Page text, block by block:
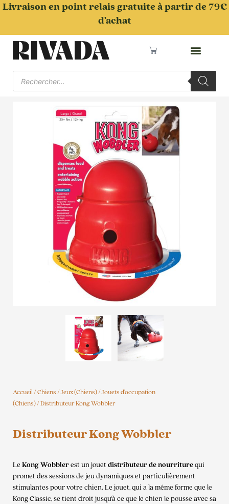
Aller
Livraison en point relais gratuite à partir de 79€
d'achat
Panier
Recherche
produits
Accueil/Chiens/Jeux (Chiens)/Jouets d'occupation
(Chiens)/ Distributeur Kong Wobbler
Distributeur Kong Wobbler
Le Kong Wobblerest un jouet distributeur de nourriturequi
promet des sessions de jeu dynamiques et particulièrement
stimulantes pour votre chien. Le jouet, qui a la même forme que le
Kong Classic, se tient droit jusqu’à ce que le chien le pousse avec sa